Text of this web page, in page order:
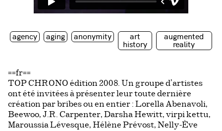
agency aging anonymity art
history
augmented
reality
==fr==
TOP CHRONO édition 2008. Un groupe d’artistes
ont été invitées à présenter leur toute dernière
création par bribes ou en entier : Lorella Abenavoli,
Beewoo, J.R. Carpenter, Darsha Hewitt, virpi kettu,
Maroussia Lévesque, Hélène Prévost, Nelly-Ève